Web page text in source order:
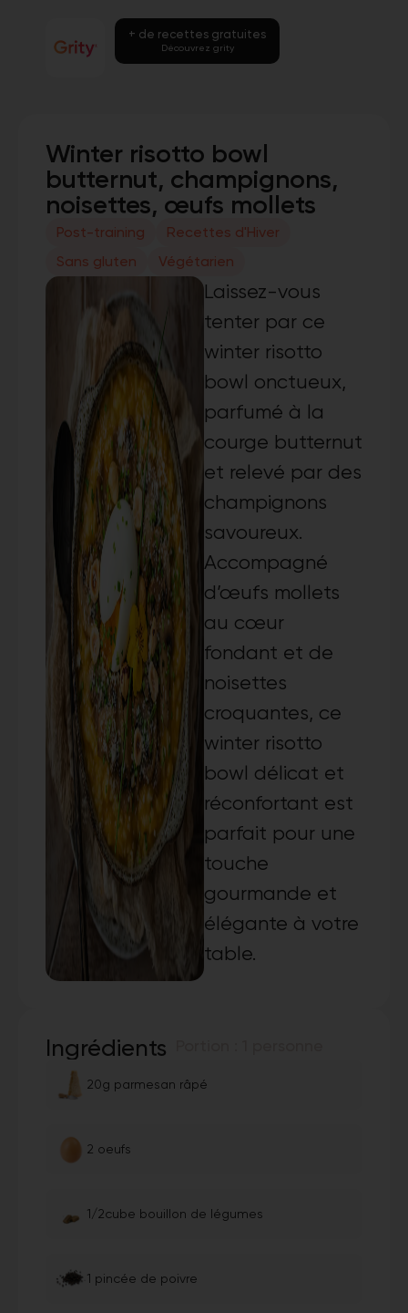
+ de recettes gratuites
Découvrez grity
Winter risotto bowl
butternut, champignons,
noisettes, œufs mollets
Post-training
Recettes d'Hiver
Sans gluten
Végétarien
Laissez-vous
tenter par ce
winter risotto
bowl onctueux,
parfumé à la
courge butternut
et relevé par des
champignons
savoureux.
Accompagné
d’œufs mollets
au cœur
fondant et de
noisettes
croquantes, ce
winter risotto
bowl délicat et
réconfortant est
parfait pour une
touche
gourmande et
élégante à votre
table.
Ingrédients
20g parmesan râpé
2 oeufs
1/2cube bouillon de légumes
1 pincée de poivre